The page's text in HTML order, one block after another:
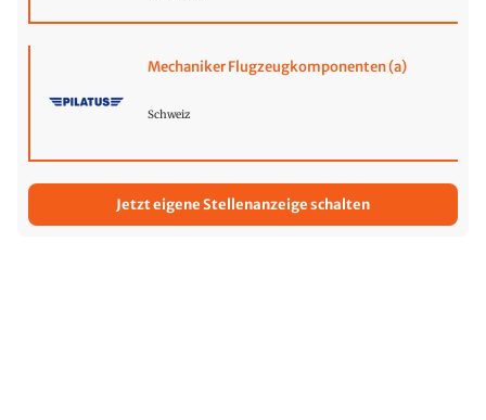
Mechaniker Flugzeugkomponenten (a)
Schweiz
Jetzt eigene Stellenanzeige schalten